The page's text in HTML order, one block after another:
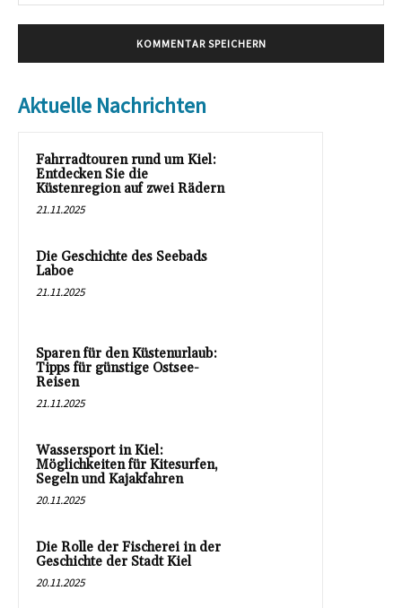
Aktuelle Nachrichten
Fahrradtouren rund um Kiel:
Entdecken Sie die
Küstenregion auf zwei Rädern
21.11.2025
Die Geschichte des Seebads
Laboe
21.11.2025
Sparen für den Küstenurlaub:
Tipps für günstige Ostsee-
Reisen
21.11.2025
Wassersport in Kiel:
Möglichkeiten für Kitesurfen,
Segeln und Kajakfahren
20.11.2025
Die Rolle der Fischerei in der
Geschichte der Stadt Kiel
20.11.2025